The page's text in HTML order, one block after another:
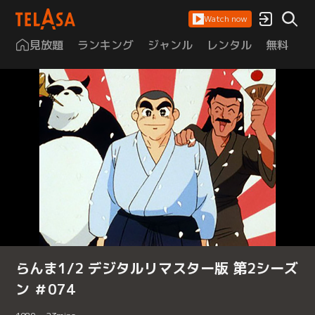
Watch now
見放題 ランキング ジャンル レンタル 無料
らんま1/2 デジタルリマスター版 第2シーズ
ン ＃074